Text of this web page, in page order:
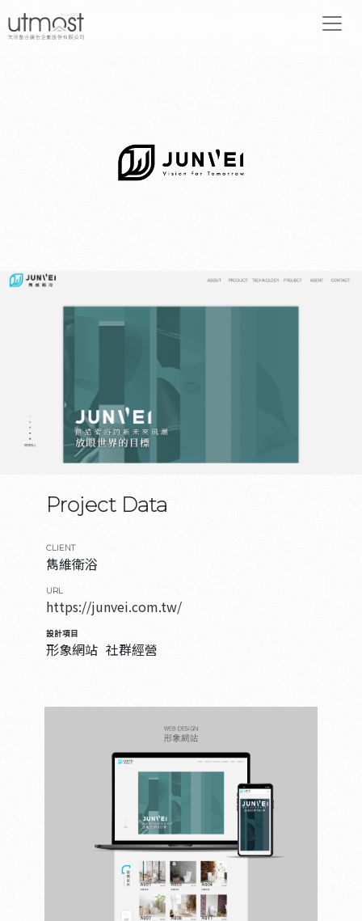
Project Data
CLIENT
雋維衛浴
URL
https://junvei.com.tw/
設計項目
形象網站 社群經營